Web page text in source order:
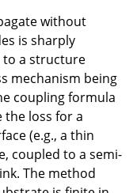
without
is sharply
to a structure
mechanism being
coupling formula
the loss for a
(e.g., a thin
coupled to a semi-
The method